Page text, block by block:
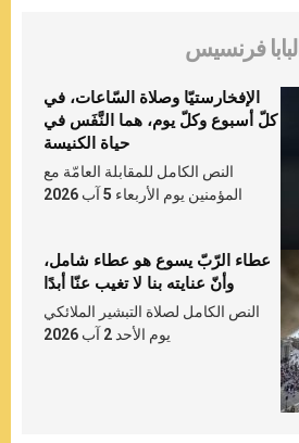
البابا فرنسيس
الإفخارستيّا وصلاة السّاعات، في
كلّ أسبوع وكلّ يوم، هما النَّفَس في
حياة الكنيسة
النص الكامل للمقابلة العامّة مع
المؤمنين يوم الأربعاء 5 آب 2026
عطاء الرّبّ يسوع هو عطاء شامل،
وأنّ عنايته بنا لا تغيب عنّا أبدًا
النص الكامل لصلاة التبشير الملائكي
يوم الأحد 2 آب 2026